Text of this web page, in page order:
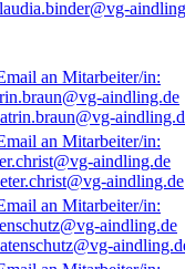
aindling.de